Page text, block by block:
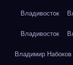
Владивосток
Владивосток
Владимир